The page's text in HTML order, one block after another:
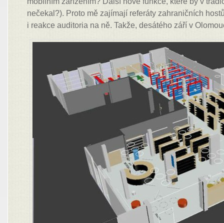
nečekal?). Proto mě zajímají referáty zahraničních
i reakce auditoria na ně. Takže, desátého září v